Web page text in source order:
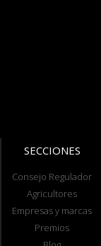
SECCIONES
Consejo Regulador
Agricultores
Empresas y marcas
Premios